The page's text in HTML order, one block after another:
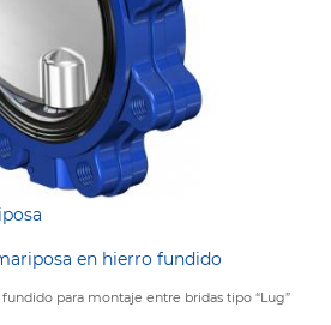
en hierro fundido
para montaje entre bridas tipo “Lug”